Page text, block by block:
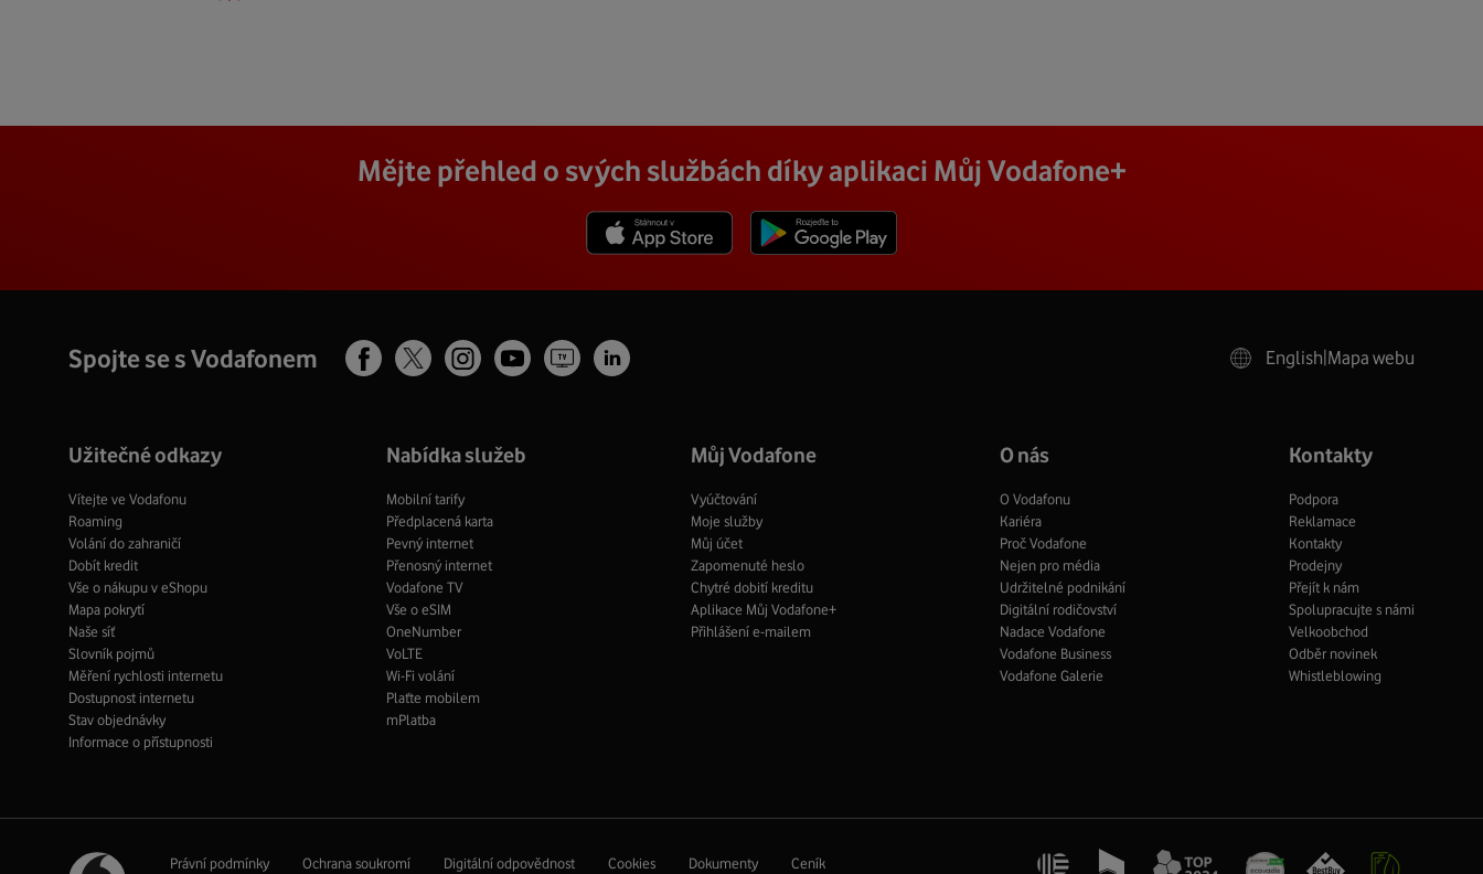
Mějte přehled o svých službách díky aplikaci Můj Vodafone+
Spojte se s Vodafonem
Facebook
profil
InstagramYoutube
profil
VodafoneLinkedIn
English Mapa webu
Užitečné odkazy
Vítejte ve Vodafonu
Roaming
Volání do zahraničí
Dobít kredit
Vše o nákupu v eShopu
Mapa pokrytí
Naše síť
Slovník pojmů
Měření rychlosti internetu
Dostupnost internetu
Stav objednávky
Informace o přístupnosti
Nabídka služeb
Mobilní tarify
Předplacená karta
Pevný internet
Přenosný internet
Vodafone TV
Vše o eSIM
OneNumber
VoLTE
Wi-Fi volání
Plaťte mobilem
mPlatba
Můj Vodafone
Vyúčtování
Moje služby
Můj účet
Zapomenuté heslo
Chytré dobití kreditu
Aplikace Můj Vodafone+
Přihlášení e-mailem
O nás
O Vodafonu
Kariéra
Proč Vodafone
Nejen pro média
Udržitelné podnikání
Digitální rodičovství
Nadace Vodafone
Vodafone Business
Vodafone Galerie
Kontakty
Podpora
Reklamace
Kontakty
Prodejny
Přejít k nám
Spolupracujte s námi
Velkoobchod
Odběr novinek
Whistleblowing
Právní podmínky Ochrana soukromí Digitální odpovědnost Cookies Dokumenty Ceník